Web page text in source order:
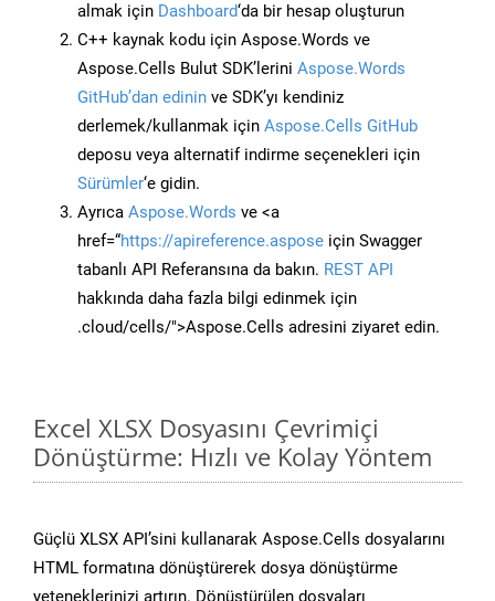
almak için Dashboard‘da bir hesap oluşturun
C++ kaynak kodu için Aspose.Words ve
Aspose.Cells Bulut SDK’lerini Aspose.Words
GitHub’dan edinin ve SDK’yı kendiniz
derlemek/kullanmak için Aspose.Cells GitHub
deposu veya alternatif indirme seçenekleri için
Sürümler‘e gidin.
Ayrıca Aspose.Words ve <a
href=“https://apireference.aspose için Swagger
tabanlı API Referansına da bakın. REST API
hakkında daha fazla bilgi edinmek için
.cloud/cells/">Aspose.Cells adresini ziyaret edin.
Excel XLSX Dosyasını Çevrimiçi
Dönüştürme: Hızlı ve Kolay Yöntem
Güçlü XLSX API’sini kullanarak Aspose.Cells dosyalarını
HTML formatına dönüştürerek dosya dönüştürme
yeteneklerinizi artırın. Dönüştürülen dosyaları